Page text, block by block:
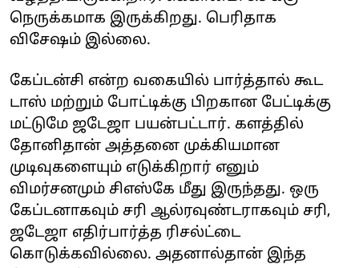
நெருக்கமாக இருக்கிறது. பெரிதாக
விசேஷம் இல்லை.
கேப்டன்சி என்ற வகையில் பார்த்தால் கூட
டாஸ் மற்றும் போட்டிக்கு பிறகான பேட்டிக்கு
மட்டுமே ஜடேஜா பயன்பட்டார். களத்தில்
தோனிதான் அத்தனை முக்கியமான
முடிவுகளையும் எடுக்கிறார் எனும்
விமர்சனமும் சிஎஸ்கே மீது இருந்தது. ஒரு
கேப்டனாகவும் சரி ஆல்ரவுண்டராகவும் சரி,
ஜடேஜா எதிர்பார்த்த ரிசல்ட்டை
கொடுக்கவில்லை. அதனால்தான் இந்த